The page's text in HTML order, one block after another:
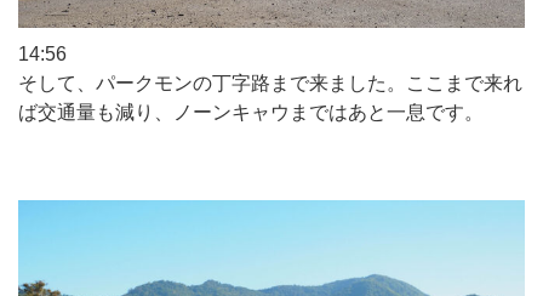
14:56
そして、パークモンの丁字路まで来ました。ここまで来れ
ば交通量も減り、ノーンキャウまではあと一息です。